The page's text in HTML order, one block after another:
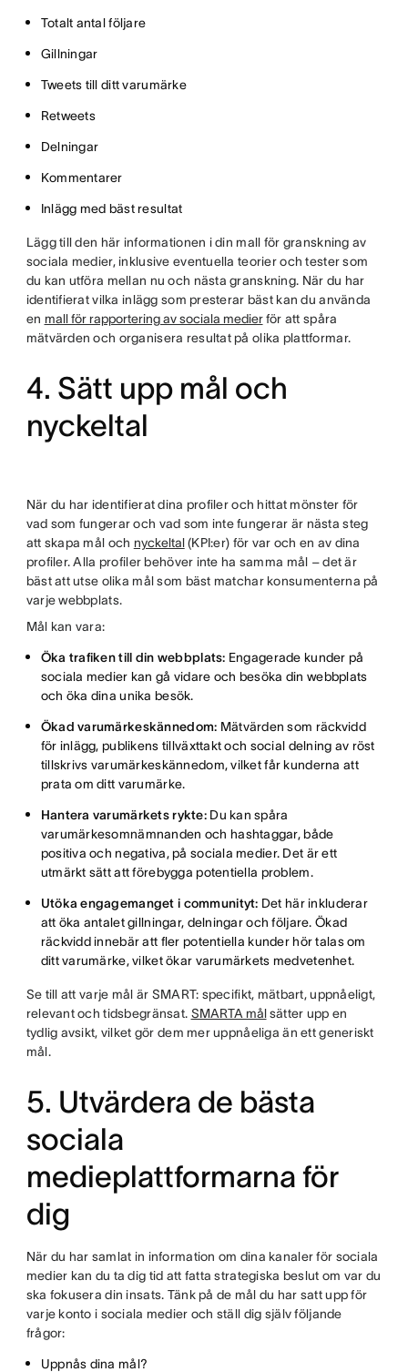
Totalt antal följare
Gillningar
Tweets till ditt varumärke
Retweets
Delningar
Kommentarer
Inlägg med bäst resultat
Lägg till den här informationen i din mall för granskning av
sociala medier, inklusive eventuella teorier och tester som
du kan utföra mellan nu och nästa granskning. När du har
identifierat vilka inlägg som presterar bäst kan du använda
en mall för rapportering av sociala medierför att spåra
mätvärden och organisera resultat på olika plattformar.
4. Sätt upp mål och
nyckeltal
När du har identifierat dina profiler och hittat mönster för
vad som fungerar och vad som inte fungerar är nästa steg
att skapa mål och nyckeltal(KPI:er) för var och en av dina
profiler. Alla profiler behöver inte ha samma mål – det är
bäst att utse olika mål som bäst matchar konsumenterna på
varje webbplats.
Mål kan vara:
Öka trafiken till din webbplats: Engagerade kunder på
sociala medier kan gå vidare och besöka din webbplats
och öka dina unika besök.
Ökad varumärkeskännedom: Mätvärden som räckvidd
för inlägg, publikens tillväxttakt och social delning av röst
tillskrivs varumärkeskännedom, vilket får kunderna att
prata om ditt varumärke.
Hantera varumärkets rykte:Du kan spåra
varumärkesomnämnanden och hashtaggar, både
positiva och negativa, på sociala medier. Det är ett
utmärkt sätt att förebygga potentiella problem.
Utöka engagemanget i communityt: Det här inkluderar
att öka antalet gillningar, delningar och följare. Ökad
räckvidd innebär att fler potentiella kunder hör talas om
ditt varumärke, vilket ökar varumärkets medvetenhet.
Se till att varje mål är SMART: specifikt, mätbart, uppnåeligt,
relevant och tidsbegränsat. SMARTA målsätter upp en
tydlig avsikt, vilket gör dem mer uppnåeliga än ett generiskt
mål.
5. Utvärdera de bästa
sociala
medieplattformarna för
dig
När du har samlat in information om dina kanaler för sociala
medier kan du ta dig tid att fatta strategiska beslut om var du
ska fokusera din insats. Tänk på de mål du har satt upp för
varje konto i sociala medier och ställ dig själv följande
frågor:
Uppnås dina mål?